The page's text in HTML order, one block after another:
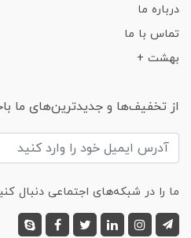
درباره ما
تماس با ما
بهشت +
از تخفیف‌ها و جدیدترین‌های ما
ما را در شبکه‌های اجتماعی دنبال